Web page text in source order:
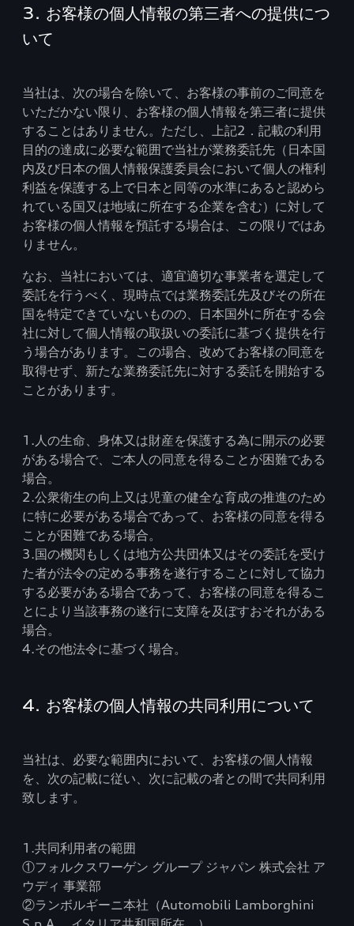
3. お客様の個人情報の第三者への提供につ
いて
当社は、次の場合を除いて、お客様の事前のご同意を
いただかない限り、お客様の個人情報を第三者に提供
することはありません。ただし、上記2．記載の利用
目的の達成に必要な範囲で当社が業務委託先（日本国
内及び日本の個人情報保護委員会において個人の権利
利益を保護する上で日本と同等の水準にあると認めら
れている国又は地域に所在する企業を含む）に対して
お客様の個人情報を預託する場合は、この限りではあ
りません。
なお、当社においては、適宜適切な事業者を選定して
委託を行うべく、現時点では業務委託先及びその所在
国を特定できていないものの、日本国外に所在する会
社に対して個人情報の取扱いの委託に基づく提供を行
う場合があります。この場合、改めてお客様の同意を
取得せず、新たな業務委託先に対する委託を開始する
ことがあります。
1.人の生命、身体又は財産を保護する為に開示の必要
がある場合で、ご本人の同意を得ることが困難である
場合。
2.公衆衛生の向上又は児童の健全な育成の推進のため
に特に必要がある場合であって、お客様の同意を得る
ことが困難である場合。
3.国の機関もしくは地方公共団体又はその委託を受け
た者が法令の定める事務を遂行することに対して協力
する必要がある場合であって、お客様の同意を得るこ
とにより当該事務の遂行に支障を及ぼすおそれがある
場合。
4.その他法令に基づく場合。
4. お客様の個人情報の共同利用について
当社は、必要な範囲内において、お客様の個人情報
を、次の記載に従い、次に記載の者との間で共同利用
致します。
1.共同利用者の範囲
①フォルクスワーゲン グループ ジャパン 株式会社 ア
ウディ 事業部
②ランボルギーニ本社（Automobili Lamborghini